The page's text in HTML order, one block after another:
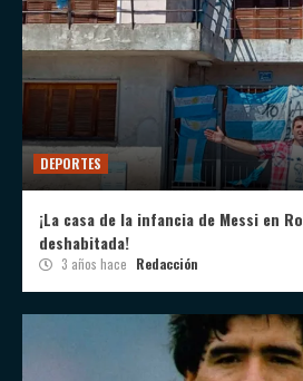
DEPORTES
¡La casa de la infancia de Messi en
deshabitada!
3 años hace Redacción